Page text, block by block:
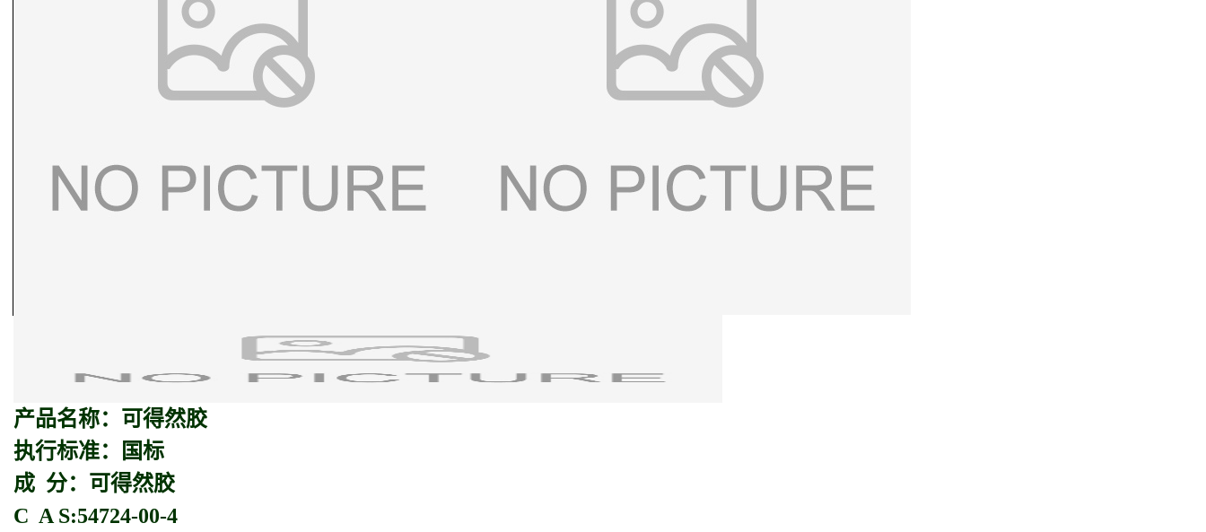
产品名称：
可得然胶
执行标准：国标
成 分：可得然胶
C A S:54724-00-4